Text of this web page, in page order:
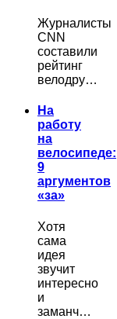
Журналисты
CNN
составили
рейтинг
велодру…
На
работу
на
велосипеде:
9
аргументов
«за»
Хотя
сама
идея
звучит
интересно
и
заманч…